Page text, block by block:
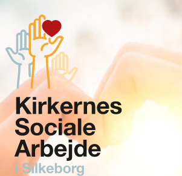
Skip to main content